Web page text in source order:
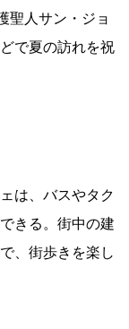
聖人サン・ジョ
で夏の訪れを祝
は、バスやタク
きる。街中の建
、街歩きを楽し